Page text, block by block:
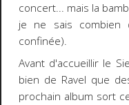
concert... mais la
je ne sais combien
confinée).
Avant d'accueillir le
bien de Ravel que
prochain album sort